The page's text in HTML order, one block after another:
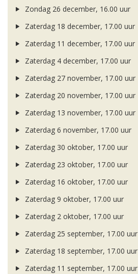
Zondag 26 december, 16.00 uur
Zaterdag 18 december, 17.00 uur
Zaterdag 11 december, 17.00 uur
Zaterdag 4 december, 17.00 uur
Zaterdag 27 november, 17.00 uur
Zaterdag 20 november, 17.00 uur
Zaterdag 13 november, 17.00 uur
Zaterdag 6 november, 17.00 uur
Zaterdag 30 oktober, 17.00 uur
Zaterdag 23 oktober, 17.00 uur
Zaterdag 16 oktober, 17.00 uur
Zaterdag 9 oktober, 17.00 uur
Zaterdag 2 oktober, 17.00 uur
Zaterdag 25 september, 17.00 uur
Zaterdag 18 september, 17.00 uur
Zaterdag 11 september, 17.00 uur